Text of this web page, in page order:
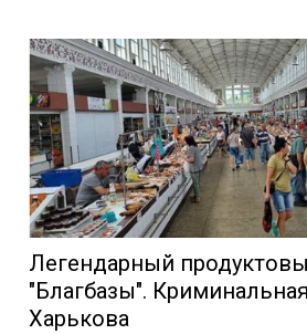
Легендарный
"Благбазы".
Харькова